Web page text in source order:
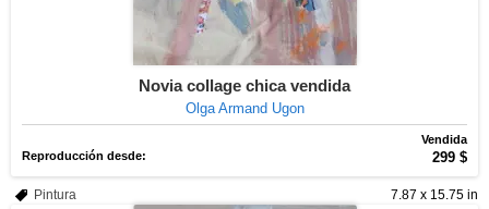
Novia collage chica vendida
Olga Armand Ugon
Vendida
Reproducción desde:
299 $
7.87 x 15.75 in
Pintura